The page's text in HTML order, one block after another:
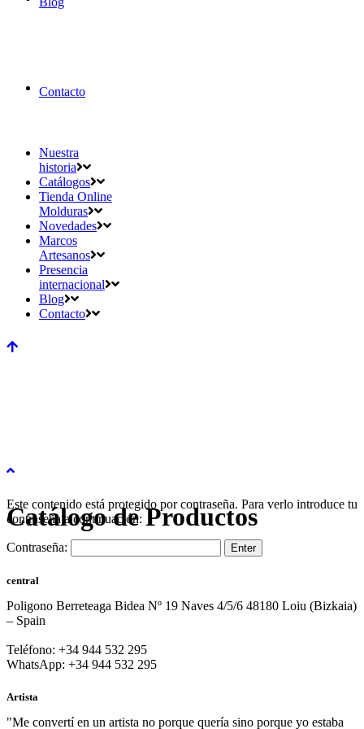
Contacto
Nuestra
historia
Catálogos
Tienda Online
Molduras
Novedades
Marcos
Artesanos
Presencia
internacional
Blog
Contacto
Catálogo de Productos
Este contenido está protegido por contraseña. Para verlo introduce tu
contraseña a continuación:
Contraseña:
central
Poligono Berreteaga Bidea Nº 19 Naves 4/5/6 48180 Loiu (Bizkaia)
– Spain
Teléfono: +34 944 532 295
WhatsApp: +34 944 532 295
Artista
"Me convertí en un artista no porque quería sino porque yo estaba